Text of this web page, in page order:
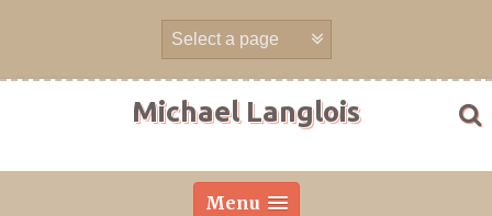
Michael Langlois
Menu